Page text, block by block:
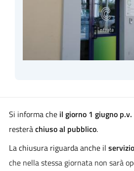
Si informa che il giorno 1 giugno p.v.
resteràchiuso al pubblico.
La chiusura riguarda anche il
che nella stessa giornata non sarà